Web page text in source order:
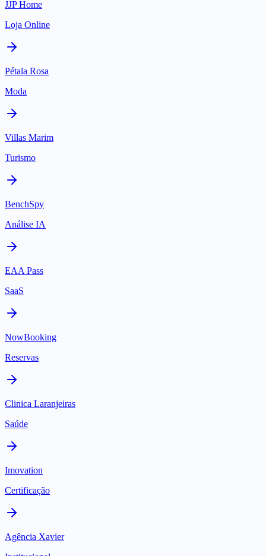
JJP Home
Loja Online
Pétala Rosa
Moda
Villas Marim
Turismo
BenchSpy
Análise IA
EAA Pass
SaaS
NowBooking
Reservas
Clinica Laranjeiras
Saúde
Imovation
Certificação
Agência Xavier